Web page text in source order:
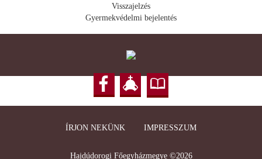
Visszajelzés
Gyermekvédelmi bejelentés
ÍRJON NEKÜNK IMPRESSZUM
Hajdúdorogi Főegyházmegye ©2026